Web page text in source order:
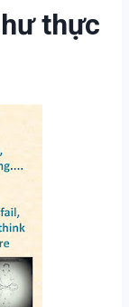
thực